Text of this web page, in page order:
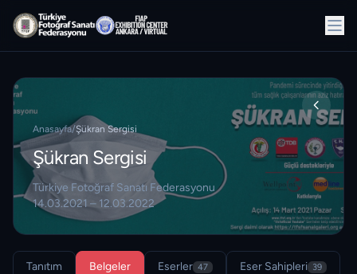
Anasayfa/Şükran Sergisi
Şükran Sergisi
Türkiye Fotoğraf Sanatı Federasyonu
14.03.2021 – 12.03.2022
Tanıtım Belgeler Eserler 47 Eser Sahipleri 39